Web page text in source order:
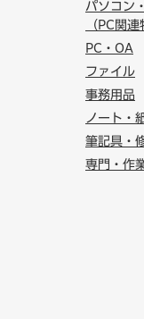
パソコン
（PC関連
PC・OA
ファイル
事務用品
ノート・
筆記具・
専門・作